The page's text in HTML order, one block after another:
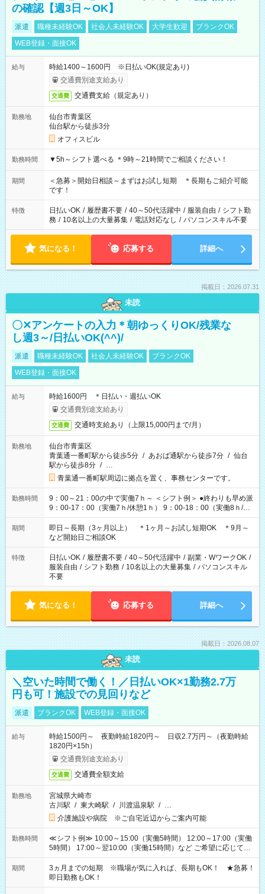
の確認【週3日～OK】
派遣 職種未経験OK 社会人未経験OK 大学生歓迎
ブランクOK
WEB登録・面接OK
給与
時給1400～1600円 ※日払いOK(規定あり)
交通費別途支給あり
交通費 交通費支給（規定あり）
勤務地
仙台市青葉区
仙台駅から徒歩3分
オフィスビル
勤務時間 ▼5h～シフト選べる ＊9時～21時間でご相談ください！
期間
＜急募＞開始日相談～まずはお試し短期 ＊長期もご紹介可能
です！
特徴 日払いOK / 履歴書不要 / 40～50代活躍中 / 服装自由 / シフト勤
務 / 10名以上の大量募集 / 電話対応なし / パソコンスキル不要
気になる！ 応募する 詳細へ
掲載日：2026.07.31
未読
〇✕アンケートの入力＊朝ゆっくりOK/残業な
し週3～/日払いOK(^^)/
派遣 職種未経験OK 社会人未経験OK
ブランクOK
WEB登録・面接OK
給与
時給1600円 ＊日払い・週払いOK
交通費別途支給あり
交通費 交通時支給あり（上限15,000円まで/月）
勤務地
仙台市青葉区
青葉通一番町駅から徒歩5分 / あおば通駅から徒歩7分 / 仙台
駅から徒歩8分 / …
青葉通一番町駅周辺に拠点を置く、事務センターです。
勤務時間
9：00～21：00の中で実働7ｈ～ ＜シフト例＞ ●終わりも早め派
9：00-17：00（実働7ｈ/休憩1ｈ） 9：00-18：00（実働8ｈ/休
憩1ｈ） 10：00-19：00（実働8ｈ/休憩1ｈ） ●朝ゆっくり派
11：00-20：00（実働8ｈ/休憩1ｈ） 12：00-20：00（実働7ｈ/
休憩1ｈ） 12：00-21：00（実働8ｈ/休憩1ｈ） 13：00-22：
00（実働8ｈ/休憩1ｈ） ＊時間帯固定OK
期間
即日～長期（3ヶ月以上） ＊1ヶ月～お試し短期OK ＊9月～
など開始日ご相談OK
特徴 日払いOK / 履歴書不要 / 40～50代活躍中 / 副業・WワークOK /
服装自由 / シフト勤務 / 10名以上の大量募集 / パソコンスキル
不要
気になる！ 応募する 詳細へ
掲載日：2026.08.07
未読
＼空いた時間で働く！／日払いOK×1勤務2.7万
円も可！施設での見回りなど
派遣 ブランクOK WEB登録・面接OK
給与
時給1500円～ 夜勤時給1820円～ 日収2.7万円～（夜勤時給
1820円×15h）
交通費別途支給あり
交通費 交通費全額支給
勤務地
宮城県大崎市
古川駅 / 東大崎駅 / 川渡温泉駅 / …
介護施設や病院 ※ご自宅近辺からご案内可能
勤務時間
≪シフト例≫ 10:00～15:00（実働5時間） 12:00～17:00（実働
5時間） 17:00～翌10:00（実働15時間）など ご希望に応じて、
働く時間は調整できます！ お気軽に担当へ相談ください！
期間
3ヵ月までの短期 ※職場が気に入れば、長期もOK！ ★急募！
即日勤務もOK！